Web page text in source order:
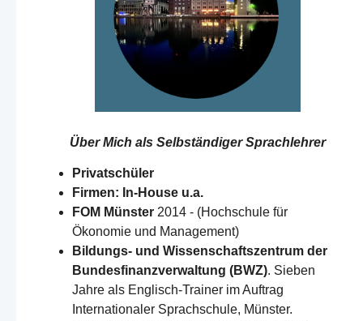
Über Mich als Selbständiger Sprachlehrer
Privatschüler
Firmen: In-House u.a.
FOM Münster2014 - (Hochschule für
Ökonomie und Management)
Bildungs- und Wissenschaftszentrum der
Bundesfinanzverwaltung (BWZ). Sieben
Jahre als Englisch-Trainer im Auftrag
Internationaler Sprachschule, Münster.